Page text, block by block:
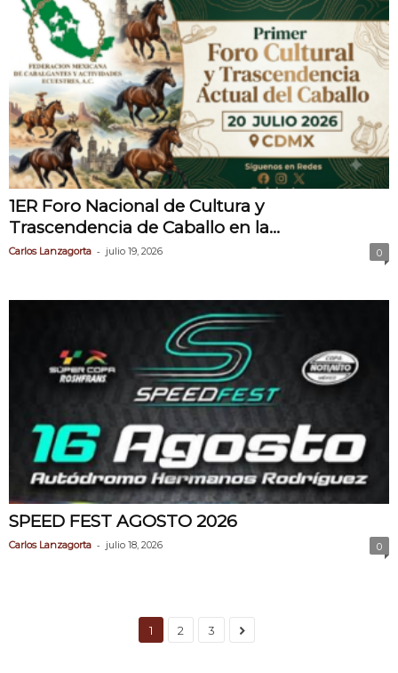
1ER Foro Nacional de Cultura y
Trascendencia de Caballo en la...
Carlos Lanzagorta - julio 19, 2026 0
SPEED FEST AGOSTO 2026
Carlos Lanzagorta - julio 18, 2026 0
1 2 3